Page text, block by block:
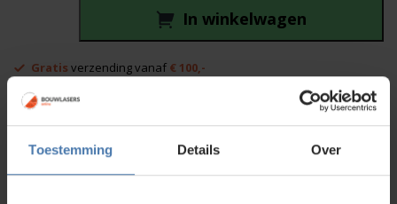
Toestemming Details Over
CCL680G
koffer
(B+
Grade)
aantal
In winkelwagen
Gratis verzending vanaf € 100,-
Afhalen in
Productinformatie